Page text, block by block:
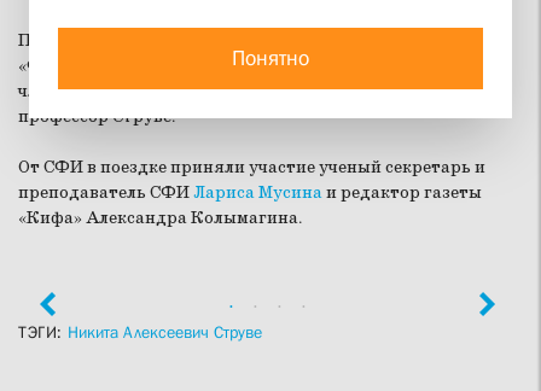
Поездка была организована благотворительным фондом
«Фавор» (г. Томск) и Свято-Филаретовским институтом,
членом Попечительского совета которого является
профессор Струве.
От СФИ в поездке приняли участие ученый секретарь и
преподаватель СФИЛариса Мусинаи редактор газеты
«Кифа» Александра Колымагина.
ТЭГИ: Никита Алексеевич Струве
Понятно